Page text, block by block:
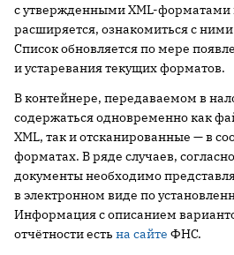
с утвержденными XML-форматами
расширяется, ознакомиться с
Список обновляется по мере
и устаревания текущих форматов.
В контейнере, передаваемом в
содержаться одновременно как
XML, так и отсканированные — в
форматах. В ряде случаев, согласно
документы необходимо
в электронном виде по
Информация с описанием
отчётности есть на сайте ФНС.